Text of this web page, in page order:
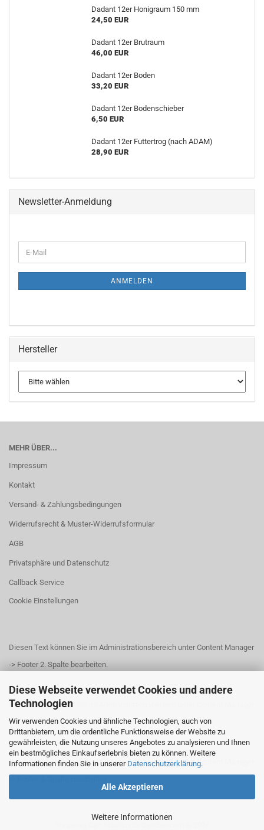
Diese Webseite verwendet Cookies und andere
Technologien
Wir verwenden Cookies und ähnliche Technologien, auch von
Drittanbietern, um die ordentliche Funktionsweise der Website zu
gewährleisten, die Nutzung unseres Angebotes zu analysieren und Ihnen
ein bestmögliches Einkaufserlebnis bieten zu können. Weitere
Informationen finden Sie in unserer Datenschutzerklärung.
Alle Akzeptieren
Weitere Informationen
Dadant 12er Honigraum 150 mm
24,50 EUR
Dadant 12er Brutraum
46,00 EUR
Dadant 12er Boden
33,20 EUR
Dadant 12er Bodenschieber
6,50 EUR
Dadant 12er Futtertrog (nach ADAM)
28,90 EUR
Newsletter-Anmeldung
ZUR
E-
Mail
ANMELDEN
Hersteller
MEHR ÜBER...
Impressum
Kontakt
Versand- & Zahlungsbedingungen
Widerrufsrecht & Muster-Widerrufsformular
AGB
Privatsphäre und Datenschutz
Callback Service
Cookie Einstellungen
Diesen Text können Sie im Administrationsbereich unter Content Manager
-> Footer 2. Spalte bearbeiten.
Diesen Text können Sie im Administrationsbereich unter Content Manager
-> Footer 3. Spalte bearbeiten.
Diesen Text können Sie im Administrationsbereich unter Content Manager